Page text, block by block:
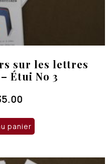
sur les lettres
Étui No 3
panier